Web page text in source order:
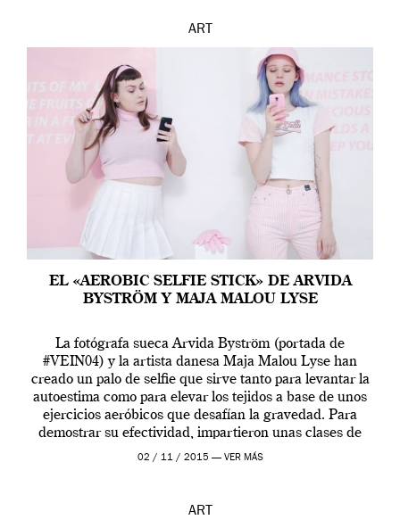
ART
EL «AEROBIC SELFIE STICK» DE ARVIDA
BYSTRÖM Y MAJA MALOU LYSE
La fotógrafa sueca Arvida Byström (portada de
#VEIN04) y la artista danesa Maja Malou Lyse han
creado un palo de selfie que sirve tanto para levantar la
autoestima como para elevar los tejidos a base de unos
ejercicios aeróbicos que desafían la gravedad. Para
demostrar su efectividad, impartieron unas clases de
prueba en el Tate […]
02 / 11 / 2015 — VER MÁS
ART